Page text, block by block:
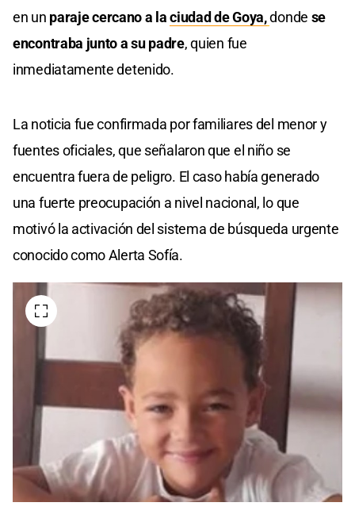
en un paraje cercano a laciudad de Goya,donde se
encontraba junto a su padre, quien fue
inmediatamente detenido.
La noticia fue confirmada por familiares del menor y
fuentes oficiales, que señalaron que el niño se
encuentra fuera de peligro. El caso había generado
una fuerte preocupación a nivel nacional, lo que
motivó la activación del sistema de búsqueda urgente
conocido como Alerta Sofía.